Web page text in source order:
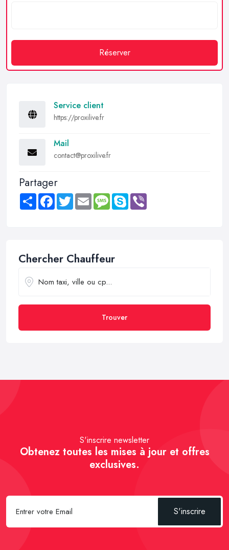
Réserver
Service client
https://proxilive.fr
Mail
contact@proxilive.fr
Partager
Share FacebookTwitter Email MessageSkype
Chercher Chauffeur
Trouver
S'inscrire newsletter
Obtenez toutes les mises à jour et offres
exclusives.
S'inscrire